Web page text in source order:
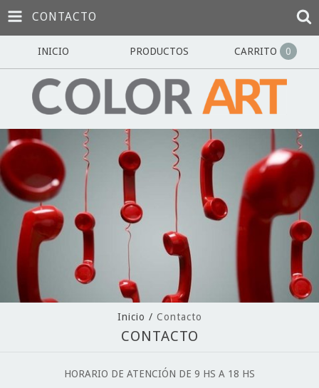
CONTACTO
INICIO PRODUCTOS CARRITO 0
Inicio / Contacto
CONTACTO
HORARIO DE ATENCIÓN DE 9 HS A 18 HS